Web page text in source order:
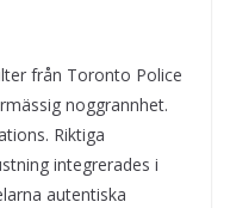
från Toronto Police
noggrannhet.
Riktiga
integrerades i
autentiska